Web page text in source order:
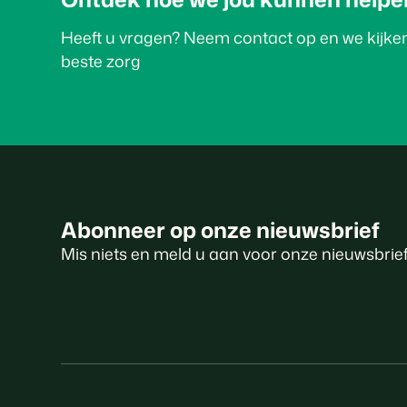
Heeft u vragen? Neem contact op en we
beste zorg
Abonneer op onze nieuwsbrief
Mis niets en meld u aan voor onze